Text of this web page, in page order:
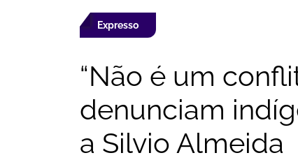
Expresso
“Não é um
denunciam
a Silvio Almeida